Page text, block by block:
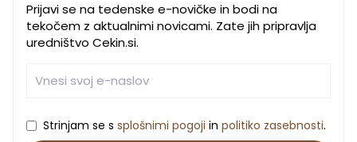
Prijavi se na tedenske e-novičke in bodi na
tekočem z aktualnimi novicami. Zate jih pripravlja
uredništvo Cekin.si.
Strinjam se s splošnimi pogoji in politiko zasebnosti.